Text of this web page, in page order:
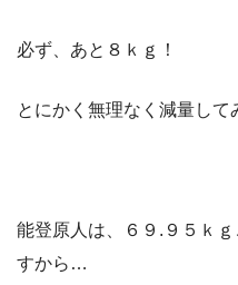
必ず、あと８ｋｇ！
とにかく無理なく減量して
能登原人は、６９.９５ｋ
すから…